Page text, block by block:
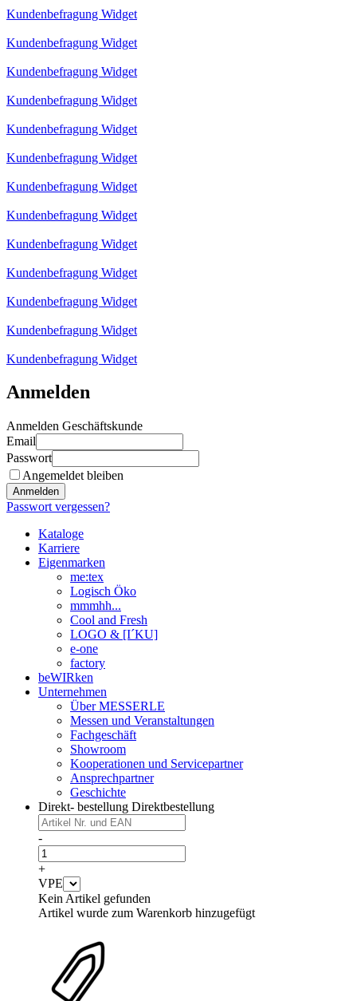
Kundenbefragung Widget
Kundenbefragung Widget
Kundenbefragung Widget
Kundenbefragung Widget
Kundenbefragung Widget
Kundenbefragung Widget
Kundenbefragung Widget
Kundenbefragung Widget
Kundenbefragung Widget
Kundenbefragung Widget
Kundenbefragung Widget
Kundenbefragung Widget
Kundenbefragung Widget
Anmelden
Anmelden Geschäftskunde
Email
Passwort
Angemeldet bleiben
Anmelden
Passwort vergessen?
Kataloge
Karriere
Eigenmarken
me:tex
Logisch Öko
mmmhh...
Cool and Fresh
LOGO & [I´KU]
e-one
factory
beWIRken
Unternehmen
Über MESSERLE
Messen und Veranstaltungen
Fachgeschäft
Showroom
Kooperationen und Servicepartner
Ansprechpartner
Geschichte
Direkt- bestellung Direktbestellung
-
+
VPE
Kein Artikel gefunden
Artikel wurde zum Warenkorb hinzugefügt